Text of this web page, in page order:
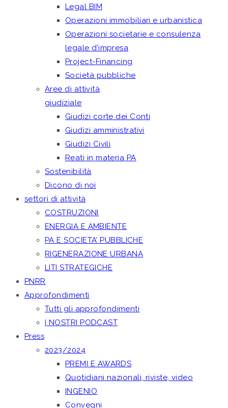
Legal BIM
Operazioni immobiliari e urbanistica
Operazioni societarie e consulenza
legale d’impresa
Project-Financing
Società pubbliche
Aree di attività
giudiziale
Giudizi corte dei Conti
Giudizi amministrativi
Giudizi Civili
Reati in materia PA
Sostenibilità
Dicono di noi
settori di attività
COSTRUZIONI
ENERGIA E AMBIENTE
PA E SOCIETA’ PUBBLICHE
RIGENERAZIONE URBANA
LITI STRATEGICHE
PNRR
Approfondimenti
Tutti gli approfondimenti
I NOSTRI PODCAST
Press
2023/2024
PREMI E AWARDS
Quotidiani nazionali, riviste, video
INGENIO
Convegni